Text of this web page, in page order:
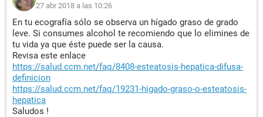
27 abr 2018 a las 10:26
En tu ecografía sólo se observa un hígado graso de grado
leve. Si consumes alcohol te recomiendo que lo elimines de
tu vida ya que éste puede ser la causa.
Revisa este enlace
https://salud.ccm.net/faq/8408-esteatosis-hepatica-difusa-
definicion
https://salud.ccm.net/faq/19231-higado-graso-o-esteatosis-
hepatica
Saludos !